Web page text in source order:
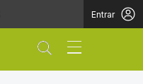
Entrar
Abrir campo